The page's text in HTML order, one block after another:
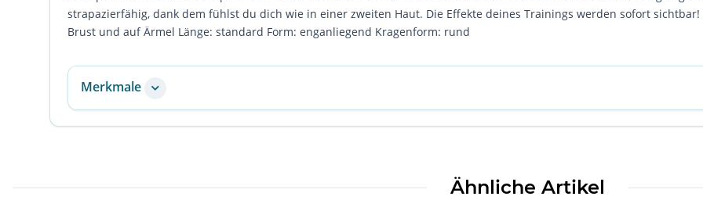
strapazierfähig, dank dem fühlst du dich wie in einer zweiten Haut. Die Effekte deines Trainings werden sofort
Brust und auf Ärmel Länge: standard Form: enganliegend Kragenform: rund
Merkmale
Ähnliche Artikel